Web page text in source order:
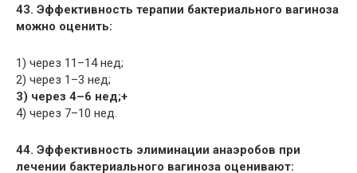
43. Эффективность терапии бактериального вагиноза
можно оценить:
1) через 11–14 нед;
2) через 1–3 нед;
3) через 4–6 нед;+
4) через 7–10 нед.
44. Эффективность элиминации анаэробов при
лечении бактериального вагиноза оценивают: